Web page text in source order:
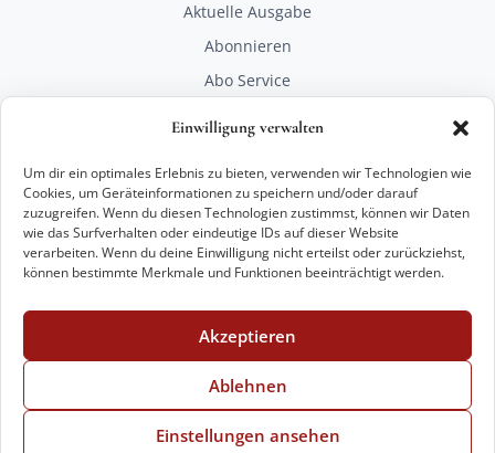
Einwilligung verwalten
Um dir ein optimales Erlebnis zu bieten, verwenden wir Technologien wie
Cookies, um Geräteinformationen zu speichern und/oder darauf
zuzugreifen. Wenn du diesen Technologien zustimmst, können wir Daten
wie das Surfverhalten oder eindeutige IDs auf dieser Website
verarbeiten. Wenn du deine Einwilligung nicht erteilst oder zurückziehst,
können bestimmte Merkmale und Funktionen beeinträchtigt werden.
Akzeptieren
Ablehnen
Einstellungen ansehen
Aktuelle Ausgabe
Abonnieren
Abo Service
RECHTLICHES
Impressum
Datenschutz
KONTAKT
+49 221 29 28 27 21